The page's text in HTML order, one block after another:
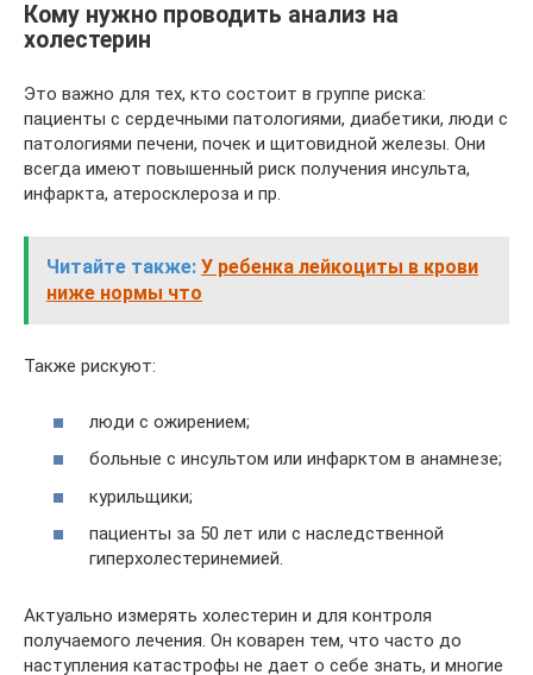
Кому нужно проводить анализ на
холестерин
Это важно для тех, кто состоит в группе риска:
пациенты с сердечными патологиями, диабетики, люди с
патологиями печени, почек и щитовидной железы. Они
всегда имеют повышенный риск получения инсульта,
инфаркта, атеросклероза и пр.
Читайте также: У ребенка лейкоциты в крови
ниже нормы что
Также рискуют:
люди с ожирением;
больные с инсультом или инфарктом в анамнезе;
курильщики;
пациенты за 50 лет или с наследственной
гиперхолестеринемией.
Актуально измерять холестерин и для контроля
получаемого лечения. Он коварен тем, что часто до
наступления катастрофы не дает о себе знать, и многие